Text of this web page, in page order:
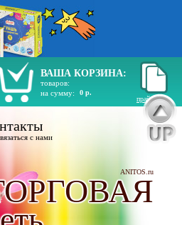
ВАША КОРЗИНА:
товаров:
на сумму:
0 р.
прайс лист
с нами
ANITOS.ru